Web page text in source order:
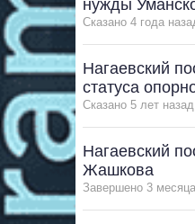
нужды
Сказано 4 года
Нагаевский
статуса
Сказано 5 лет назад
Нагаевский
Жашкова
Завершено 3